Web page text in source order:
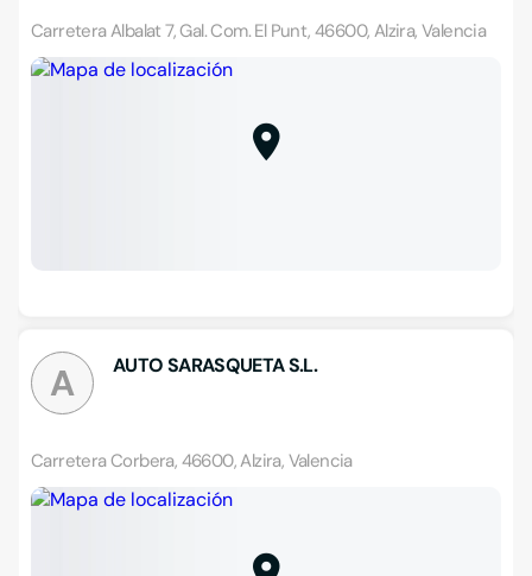
Carretera Albalat 7, Gal. Com. El Punt, 46600, Alzira, Valencia
A AUTO SARASQUETA S.L.
Carretera Corbera, 46600, Alzira, Valencia